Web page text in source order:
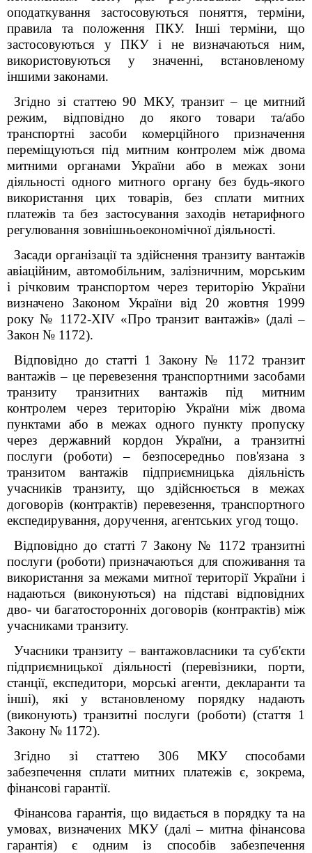
оподаткування застосовуються поняття, терміни,
правила та положення ПКУ. Інші терміни, що
застосовуються у ПКУ і не визначаються ним,
використовуються у значенні, встановленому
іншими законами.
Згідно зі статтею 90 МКУ, транзит – це митний
режим, відповідно до якого товари та/або
транспортні засоби комерційного призначення
переміщуються під митним контролем між двома
митними органами України або в межах зони
діяльності одного митного органу без будь-якого
використання цих товарів, без сплати митних
платежів та без застосування заходів нетарифного
регулювання зовнішньоекономічної діяльності.
Засади організації та здійснення транзиту вантажів
авіаційним, автомобільним, залізничним, морським
і річковим транспортом через територію України
визначено Законом України від 20 жовтня 1999
року № 1172-XIV «Про транзит вантажів» (далі –
Закон № 1172).
Відповідно до статті 1 Закону № 1172 транзит
вантажів – це перевезення транспортними засобами
транзиту транзитних вантажів під митним
контролем через територію України між двома
пунктами або в межах одного пункту пропуску
через державний кордон України, а транзитні
послуги (роботи) – безпосередньо пов'язана з
транзитом вантажів підприємницька діяльність
учасників транзиту, що здійснюється в межах
договорів (контрактів) перевезення, транспортного
експедирування, доручення, агентських угод тощо.
Відповідно до статті 7 Закону № 1172 транзитні
послуги (роботи) призначаються для споживання та
використання за межами митної території України і
надаються (виконуються) на підставі відповідних
дво- чи багатосторонніх договорів (контрактів) між
учасниками транзиту.
Учасники транзиту – вантажовласники та суб'єкти
підприємницької діяльності (перевізники, порти,
станції, експедитори, морські агенти, декларанти та
інші), які у встановленому порядку надають
(виконують) транзитні послуги (роботи) (стаття 1
Закону № 1172).
Згідно зі статтею 306 МКУ способами
забезпечення сплати митних платежів є, зокрема,
фінансові гарантії.
Фінансова гарантія, що видається в порядку та на
умовах, визначених МКУ(далі – митна фінансова
гарантія) є одним із способів забезпечення